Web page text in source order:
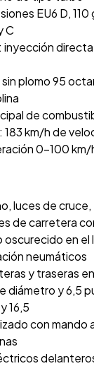
EU6 D,
C
inyección
plomo 95
de
km/h de
0-100 km/
luces de
de carretera
oscurecido en el
neumáticos
y traseras
diámetro y 6,5
16,5
con mando